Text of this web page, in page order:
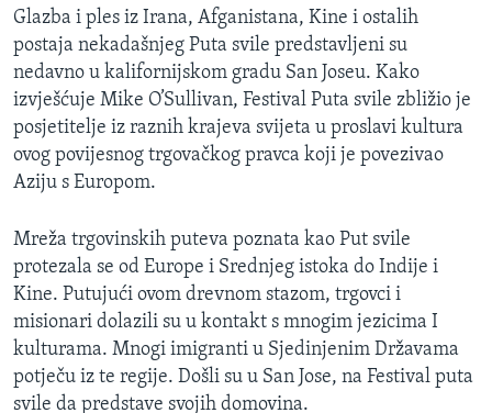
navigaciju
Idi
na
pretragu
VIJESTI
SJEDINJENE AMERIČKE DRŽAVE
BOSNA I HERCEGOVINA
SVIJET
NAUKA I TEHNOLOGIJA
SPECIJALNI PROJEKTI
KORUPCIJA
SLOBODA MEDIJA
IZBJEGLIČKA STRANA
MAGAZIN
O GLASU AMERIKE
Learning English
Glazba i ples iz Irana, Afganistana, Kine i ostalih
postaja nekadašnjeg Puta svile predstavljeni su
nedavno u kalifornijskom gradu San Joseu. Kako
izvješćuje Mike O’Sullivan, Festival Puta svile zbližio je
posjetitelje iz raznih krajeva svijeta u proslavi kultura
ovog povijesnog trgovačkog pravca koji je povezivao
Aziju s Europom.
Mreža trgovinskih puteva poznata kao Put svile
protezala se od Europe i Srednjeg istoka do Indije i
Kine. Putujući ovom drevnom stazom, trgovci i
misionari dolazili su u kontakt s mnogim jezicima I
kulturama. Mnogi imigranti u Sjedinjenim Državama
potječu iz te regije. Došli su u San Jose, na Festival puta
svile da predstave svojih domovina.